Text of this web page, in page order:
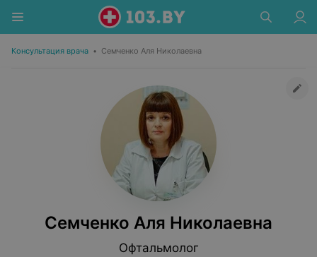
Консультация врача • Семченко Аля Николаевна
Семченко Аля Николаевна
Офтальмолог